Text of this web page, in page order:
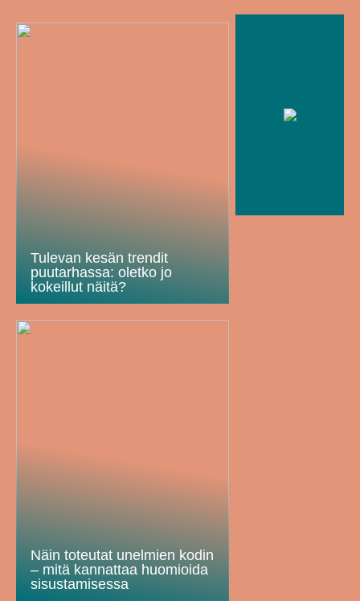
Tulevan kesän trendit
puutarhassa: oletko jo
kokeillut näitä?
Näin toteutat unelmien kodin
– mitä kannattaa huomioida
sisustamisessa